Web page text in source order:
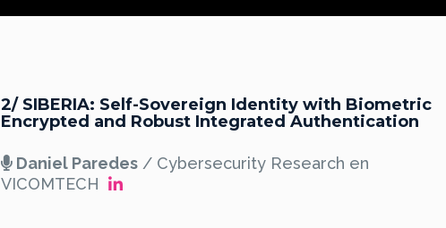
2/ SIBERIA: Self-Sovereign Identity with Biometric
Encrypted and Robust Integrated Authentication
Daniel Paredes / Cybersecurity Research en
VICOMTECH